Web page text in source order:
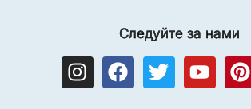
Следуйте за нами
I
n
F
a
T
w
Y
o
P
i